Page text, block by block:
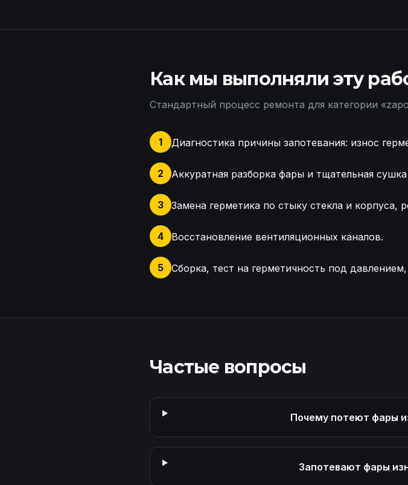
Как мы выполняли эту
Стандартный процесс ремонта для категории «
1 Диагностика причины запотевания: износ
2 Аккуратная разборка фары и тщательная
3 Замена герметика по стыку стекла и корпуса,
4 Восстановление вентиляционных каналов.
5
Сборка, тест на герметичность под
Частые вопросы
Почему потеют фары
Запотевают фары